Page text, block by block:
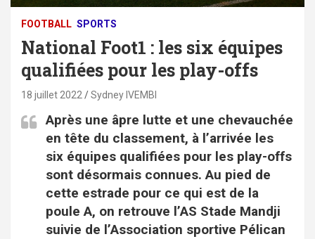
FOOTBALL SPORTS
National Foot1 : les six équipes
qualifiées pour les play-offs
18 juillet 2022 Sydney IVEMBI
Après une âpre lutte et une chevauchée
en tête du classement, à l’arrivée les
six équipes qualifiées pour les play-offs
sont désormais connues. Au pied de
cette estrade pour ce qui est de la
poule A, on retrouve l’AS Stade Mandji
suivie de l’Association sportive Pélican